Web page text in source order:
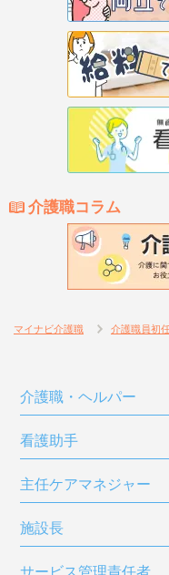
介護職コラム
マイナビ介護職 介護職員初
介護職・ヘルパー
看護助手
主任ケアマネジャー
施設長
サービス管理責任者